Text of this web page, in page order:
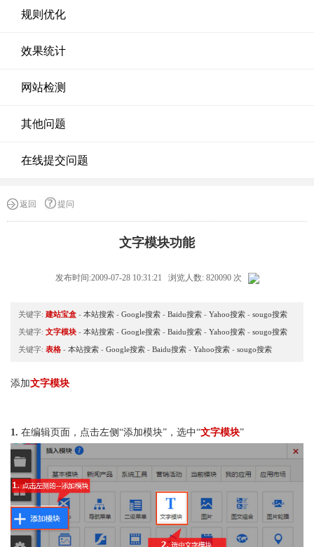
规则优化
效果统计
网站检测
其他问题
在线提交问题
返回 提问
文字模块功能
发布时间:2009-07-28 10:31:21 浏览人数: 820090 次
关键字: 建站宝盒 - 本站搜索 - Google搜索 - Baidu搜索 - Yahoo搜索 - sougo搜索
关键字: 文字模块 - 本站搜索 - Google搜索 - Baidu搜索 - Yahoo搜索 - sougo搜索
关键字: 表格 - 本站搜索 - Google搜索 - Baidu搜索 - Yahoo搜索 - sougo搜索
添加文字模块
1. 在编辑页面，点击左侧“添加模块”，选中“文字模块”